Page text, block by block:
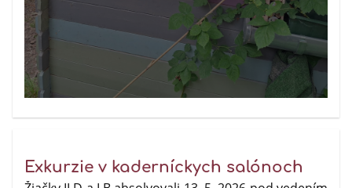
Exkurzie v kaderníckych salónoch